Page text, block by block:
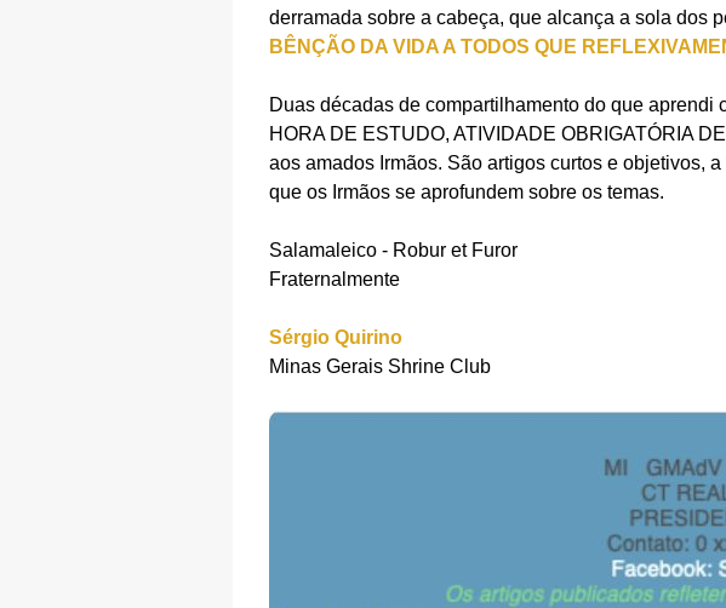
derramada sobre a cabeça, que alcança a sola dos
BÊNÇÃO DA VIDA A TODOS QUE
Duas décadas de compartilhamento do que
HORA DE ESTUDO, ATIVIDADE OBRIGATÓRIA
aos amados Irmãos. São artigos curtos e objetivos,
que os Irmãos se aprofundem sobre os temas.
Salamaleico - Robur et Furor
Fraternalmente
Sérgio Quirino
Minas Gerais Shrine Club